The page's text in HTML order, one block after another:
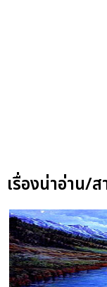
เรื่องน่าอ่าน/ส